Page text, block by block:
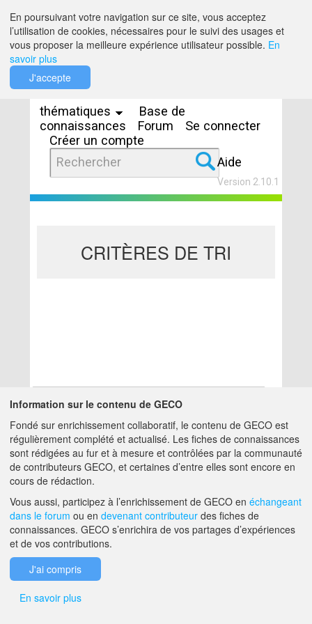
thématiques
Base de
connaissances
Forum
Se connecter
Créer un compte
Aide
Version 2.10.1
CRITÈRES DE TRI
Aucun résultat
A PROPOS DE GECO AIDE
F.A.Q. NOUS CONTACTER
En poursuivant votre navigation sur ce site, vous acceptez
l’utilisation de cookies, nécessaires pour le suivi des usages et
vous proposer la meilleure expérience utilisateur possible. En
savoir plus
J'accepte
Information sur le contenu de GECO
Fondé sur enrichissement collaboratif, le contenu de GECO est
régulièrement complété et actualisé. Les fiches de connaissances
sont rédigées au fur et à mesure et contrôlées par la communauté
de contributeurs GECO, et certaines d’entre elles sont encore en
cours de rédaction.
Vous aussi, participez à l’enrichissement de GECO en échangeant
dans le forum ou en devenant contributeur des fiches de
connaissances. GECO s’enrichira de vos partages d’expériences
et de vos contributions.
J'ai compris
En savoir plus